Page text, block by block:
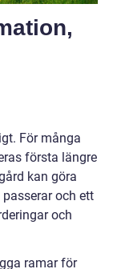
För många
första längre
kan göra
och ett
och
ramar för